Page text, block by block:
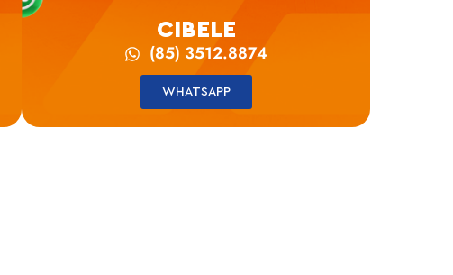
CIBELE
(85) 3512.8874
WHATSAPP